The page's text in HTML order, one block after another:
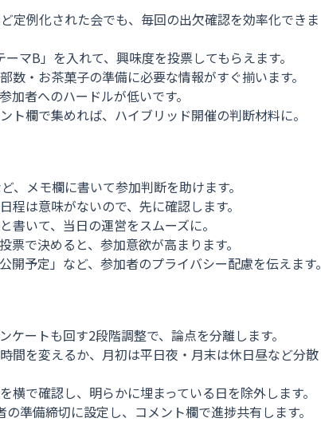
定例化された会でも、毎回の出欠確認を効率化できま
マB」を入れて、興味度を投票してもらえます。
数・お茶菓子の準備に必要な情報がすぐ揃います。
加者へのハードルが低いです。
ト欄で集めれば、ハイブリッド開催の判断材料に。
、メモ欄に書いて参加判断を助けます。
程は意味がないので、先に確認します。
書いて、当日の運営をスムーズに。
票で決めると、参加意欲が高まります。
開予定」など、参加者のプライバシー配慮を伝えます。
ケートも回す2段階調整で、論点を分離します。
間を変えるか、月初は平日夜・月末は休日昼など分散
横で確認し、明らかに埋まっている日を除外します。
準備締切に設定し、コメント欄で進捗共有します。